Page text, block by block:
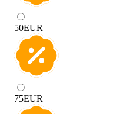
50EUR
75EUR